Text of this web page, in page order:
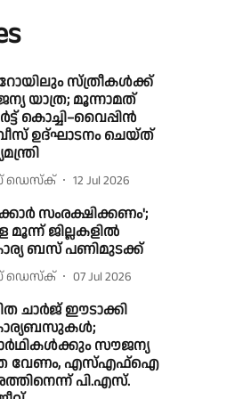
സ്ത്രീകൾക്ക്
യാത്ര; മൂന്നാമത്
കൊച്ചി–വൈപ്പിൻ
ഉദ്ഘാടനം ചെയ്ത്
ഡെസ്ക് 12 Jul 2026
സംരക്ഷിക്കണം';
മൂന്ന് ജില്ലകളില്‍
ബസ് പണിമുടക്ക്
ഡെസ്ക് 07 Jul 2026
ചാർജ് ഈടാക്കി
സൗജന്യ
വേണം, എസ്എഫ്ഐ
പി.എസ്.